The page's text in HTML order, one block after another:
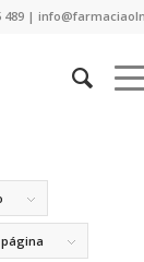
489 |